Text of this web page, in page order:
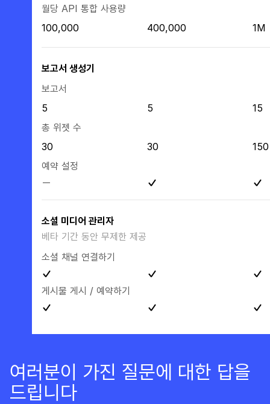
월당 API 통합 사용량
100,000
400,000 1M
보고서 생성기
보고서
5
5
15
총 위젯 수
30
30
150
예약 설정
소셜 미디어 관리자
베타 기간 동안 무제한 제공
소셜 채널 연결하기
게시물 게시 / 예약하기
여러분이 가진 질문에 대한 답을
드립니다